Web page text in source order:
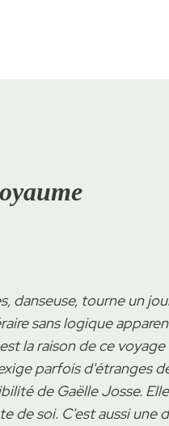
danseuse, tourne un
sans logique
la raison de ce
parfois d'étranges
de Gaëlle Josse.
de soi. C'est aussi une